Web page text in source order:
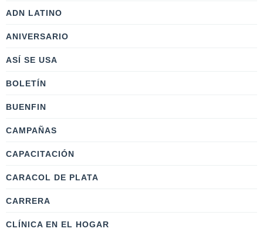
ADN LATINO
ANIVERSARIO
ASÍ SE USA
BOLETÍN
BUENFIN
CAMPAÑAS
CAPACITACIÓN
CARACOL DE PLATA
CARRERA
CLÍNICA EN EL HOGAR